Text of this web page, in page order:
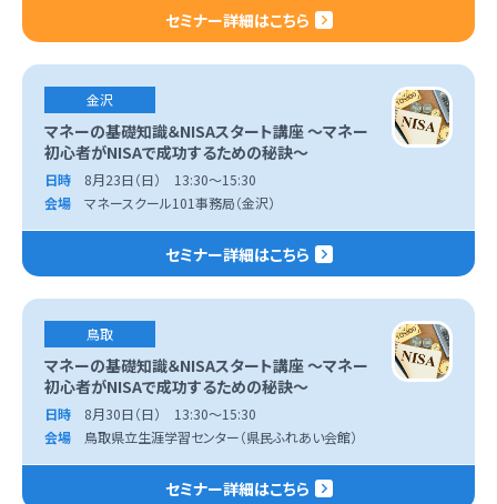
セミナー詳細はこちら
金沢
マネーの基礎知識＆NISAスタート講座 ～マネー
初心者がNISAで成功するための秘訣～
日時
8月23日（日） 13:30～15:30
会場
マネースクール101事務局（金沢）
セミナー詳細はこちら
鳥取
マネーの基礎知識＆NISAスタート講座 ～マネー
初心者がNISAで成功するための秘訣～
日時
8月30日（日） 13:30～15:30
会場
鳥取県立生涯学習センター（県民ふれあい会館）
セミナー詳細はこちら